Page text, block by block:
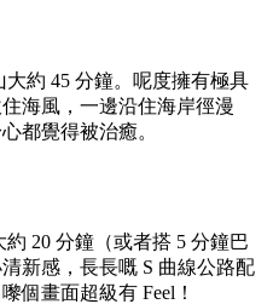
大約 45 分鐘。呢度擁有極具
海風，一邊沿住海岸徑漫
都覺得被治癒。
20 分鐘（或者搭 5 分鐘巴
新感，長長嘅 S 曲線公路配
個畫面超級有 Feel！